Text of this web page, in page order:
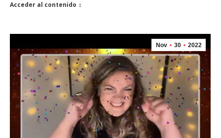
Acceder al contenido
Nov 30 2022